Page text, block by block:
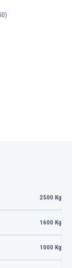
2500 Kg
1600 Kg
1000 Kg